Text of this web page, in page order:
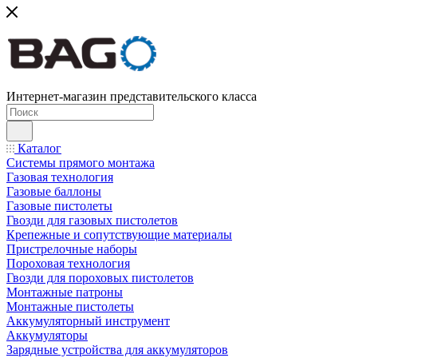
Интернет-магазин представительского класса
Каталог
Системы прямого монтажа
Газовая технология
Газовые баллоны
Газовые пистолеты
Гвозди для газовых пистолетов
Крепежные и сопутствующие материалы
Пристрелочные наборы
Пороховая технология
Гвозди для пороховых пистолетов
Монтажные патроны
Монтажные пистолеты
Аккумуляторный инструмент
Аккумуляторы
Зарядные устройства для аккумуляторов